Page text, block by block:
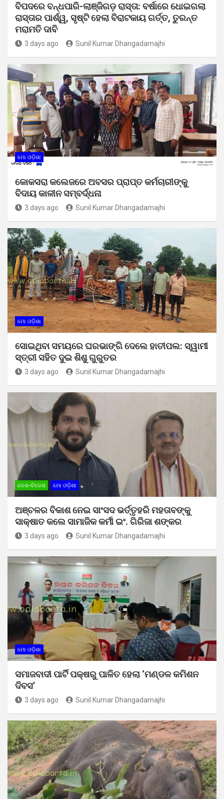
ବିପଦରେ ବନ୍ଧପାରି-ଲାଞ୍ଜିଗଡ଼ ରାସ୍ତା: ବର୍ଷାରେ ଧୋଇଗଲା
ରାସ୍ତାର ପାର୍ଶ୍ୱ, ସୃଷ୍ଟି ହେଲା ବିରାଟକାୟ ଗର୍ତ୍ତ, ତୁରନ୍ତ
ମରାମତି ଦାବି
3 days ago Sunil Kumar Dhangadamajhi
ମୋ ଓଡ଼ିଶା
କୋକସରା କଲେଜରେ ଅବସର ପ୍ରାପ୍ତ କର୍ମଚାରୀଙ୍କୁ
ବିଦାୟ କାଳୀନ ସମ୍ବର୍ଦ୍ଧନା
3 days ago Sunil Kumar Dhangadamajhi
ମୋ ଓଡ଼ିଶା
ସୋଇଥିବା ସମୟରେ ଘରଭାଙ୍ଗି ଦେଲେ ହାତୀପଲ: ସ୍ୱାମୀ
ସ୍ତ୍ରୀ ସହିତ ଦୁଇ ଶିଶୁ ଗୁରୁତର
3 days ago Sunil Kumar Dhangadamajhi
ଦେଶ-ବିଦେଶ ମୋ ଓଡ଼ିଶା
ଅଞ୍ଚଳର ବିକାଶ ନେଇ ସାଂସଦ ଭର୍ତ୍ତୃହରି ମହତାବଙ୍କୁ
ସାକ୍ଷାତ କଲେ ସାମାଜିକ କର୍ମୀ ଇଂ. ଗିରିଜା ଶଙ୍କର
3 days ago Sunil Kumar Dhangadamajhi
ମୋ ଓଡ଼ିଶା
ସମାଜବାଦୀ ପାର୍ଟି ପକ୍ଷରୁ ପାଳିତ ହେଲା ‘ମଣ୍ଡଳ କମିଶନ
ଦିବସ’
3 days ago Sunil Kumar Dhangadamajhi